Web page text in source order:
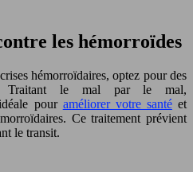
les hémorroïdes
hémorroïdaires, optez pour des
Traitant le mal par le mal,
pour améliorer votre santéet
Ce traitement prévient
le transit.